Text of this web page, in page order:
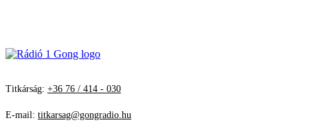
Titkárság: +36 76 / 414 - 030
E-mail: titkarsag@gongradio.hu